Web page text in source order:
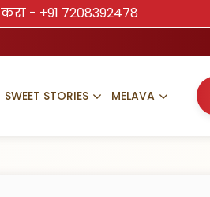
- +91 7208392478
SWEET STORIES MELAVA